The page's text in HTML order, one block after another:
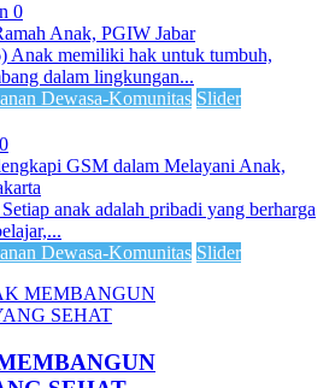
0
Anak, PGIW Jabar
Anak memiliki hak untuk tumbuh,
dalam lingkungan...
Dewasa-Komunitas Slider
0
GSM dalam Melayani Anak,
anak adalah pribadi yang berharga
Dewasa-Komunitas Slider